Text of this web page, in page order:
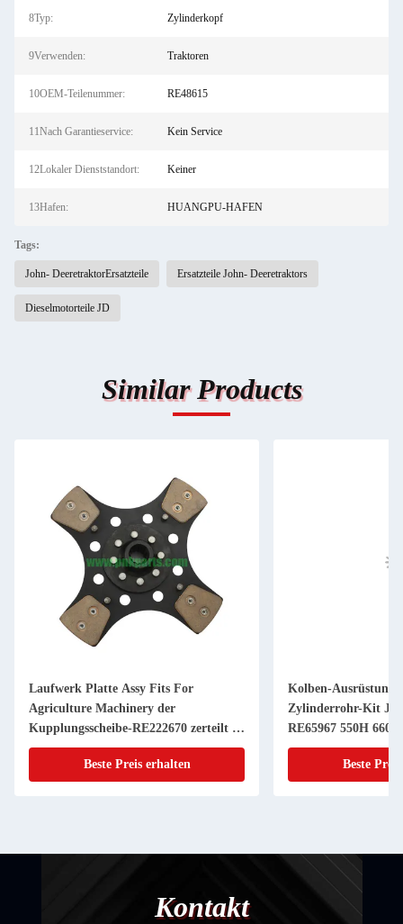
8Typ: Zylinderkopf
9Verwenden: Traktoren
10OEM-Teilenummer: RE48615
11Nach Garantieservice: Kein Service
12Lokaler Dienststandort: Keiner
13Hafen: HUANGPU-HAFEN
Tags:
John- DeeretraktorErsatzteile Ersatzteile John- Deeretraktors
Dieselmotorteile JD
Similar Products
Laufwerk Platte Assy Fits For
Agriculture Machinery der
Kupplungsscheibe-RE222670 zerteilt 11
Zoll 20 KEIL
Beste Preis erhalten
Kolben-Ausrüstung
Zylinderrohr-Kit JDs
RE65967 550H 6603
Powerthch Turbo
Beste
Kontakt